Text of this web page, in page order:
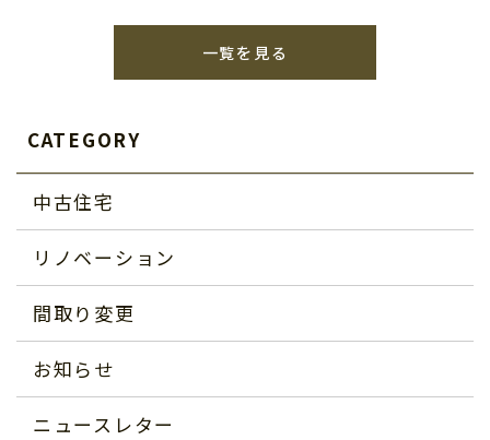
一覧を見る
CATEGORY
中古住宅
リノベーション
間取り変更
お知らせ
ニュースレター